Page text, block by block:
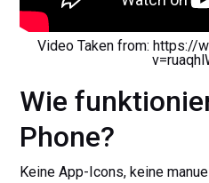
Video Taken from: https://
Wie
Phone?
Keine App-Icons, keine